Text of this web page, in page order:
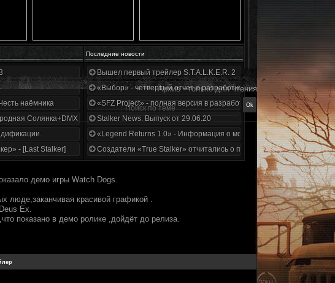
Последние новости
трейлера
наёмника
Солянка+DMX 1.3.5.ООП.МА.К.
- [Last Stalker]
Вышел первый трейлер S.T.A.L.K.E.R. 2
«Выбор» - четвертый отчет о разработке!
«SFZ Project» - полная версия в разработке!
Stalker News. Выпуск от 29.06.20
«Legend Returns 1.0» - Информация о моде за июнь 2020
Создатели «True Stalker» отчитались о проделанной работе
Архив - только для чтения
демо игры Watch Dogs.
люде,заканчивая красивой графикой .
Ex.
показано в демо ролике ,дойдёт до релиза.